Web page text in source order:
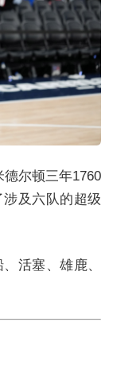
尔顿三年1760
及六队的超级
活塞、雄鹿、